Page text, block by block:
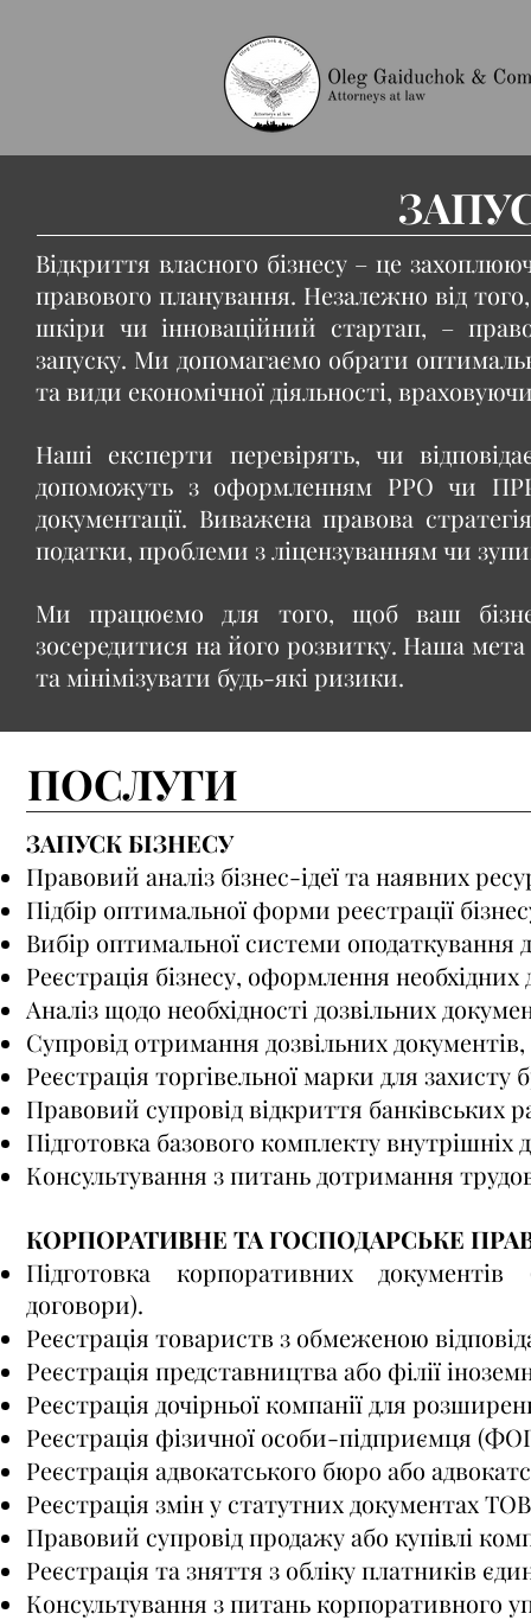
Відкриття власного бізнесу – це
правового планування. Незалежно від
шкіри чи інноваційний стартап, –
запуску. Ми допомагаємо обрати
та види економічної діяльності,
Наші експерти перевірять, чи
допоможуть з оформленням РРО чи
документації. Виважена правова
податки, проблеми з ліцензуванням чи
Ми працюємо для того, щоб ваш
зосередитися на його розвитку. Наша
та мінімізувати будь-які ризики.
ПОСЛУГИ
ЗАПУСК БІЗНЕСУ​
Правовий аналіз бізнес-ідеї та наявних
Підбір оптимальної форми реєстрації
Вибір оптимальної системи оподаткування
Реєстрація бізнесу, оформлення необхідних
Аналіз щодо необхідності дозвільних
Супровід отримання дозвільних документів,
Реєстрація торгівельної марки для захисту
Правовий супровід відкриття банківських
Підготовка базового комплекту внутрішніх
Консультування з питань дотримання
КОРПОРАТИВНЕ ТА ГОСПОДАРСЬКЕ
Підготовка корпоративних
договори).
Реєстрація товариств з обмеженою
Реєстрація представництва або філії
Реєстрація дочірньої компанії для
Реєстрація фізичної особи-підприємця
Реєстрація адвокатського бюро або
Реєстрація змін у статутних документах
Правовий супровід продажу або купівлі
Реєстрація та зняття з обліку платників
Консультування з питань корпоративного